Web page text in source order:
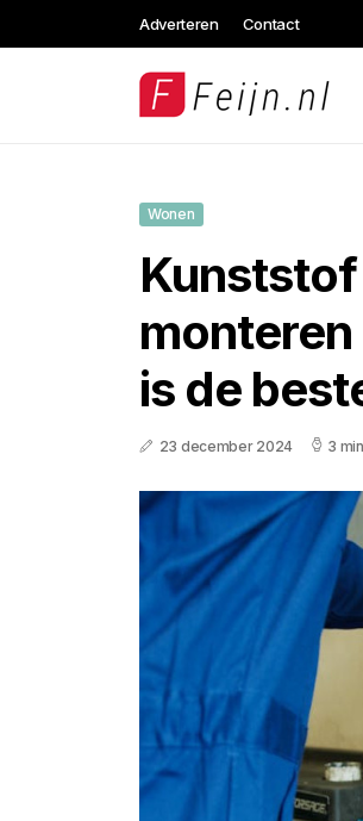
Adverteren Contact
Wonen
is de
23 december 2024 3